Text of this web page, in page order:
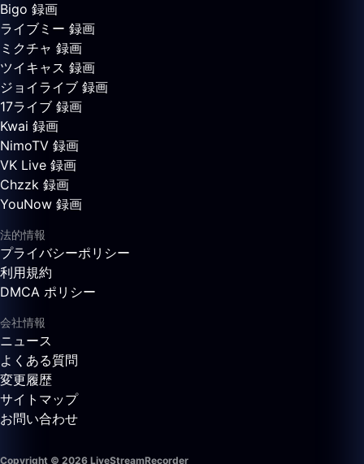
Bigo 録画
ライブミー 録画
ミクチャ 録画
ツイキャス 録画
ジョイライブ 録画
17ライブ 録画
Kwai 録画
NimoTV 録画
VK Live 録画
Chzzk 録画
YouNow 録画
法的情報
プライバシーポリシー
利用規約
DMCA ポリシー
会社情報
ニュース
よくある質問
変更履歴
サイトマップ
お問い合わせ
Copyright © 2026 LiveStreamRecorder